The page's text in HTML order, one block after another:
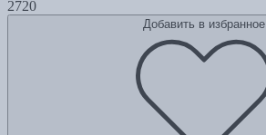
2720
Добавить в избранное